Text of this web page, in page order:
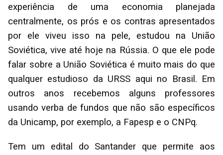
experiência de uma economia planejada
centralmente, os prós e os contras apresentados
por ele viveu isso na pele, estudou na União
Soviética, vive até hoje na Rússia. O que ele pode
falar sobre a União Soviética é muito mais do que
qualquer estudioso da URSS aqui no Brasil. Em
outros anos recebemos alguns professores
usando verba de fundos que não são específicos
da Unicamp, por exemplo, a Fapesp e o CNPq.
Tem um edital do Santander que permite aos